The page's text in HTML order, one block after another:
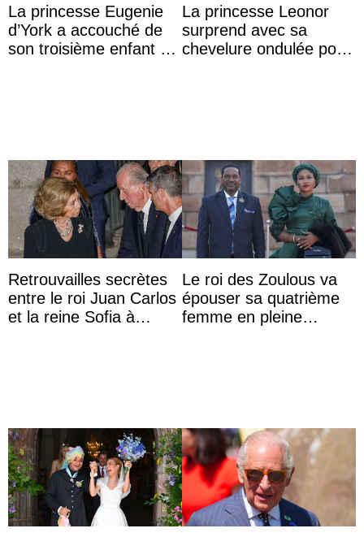
La princesse Eugenie
d’York a accouché de
son troisième enfant et
La princesse Leonor
surprend avec sa
chevelure ondulée pour
Retrouvailles secrètes
entre le roi Juan Carlos
et la reine Sofia à
Le roi des Zoulous va
épouser sa quatrième
femme en pleine